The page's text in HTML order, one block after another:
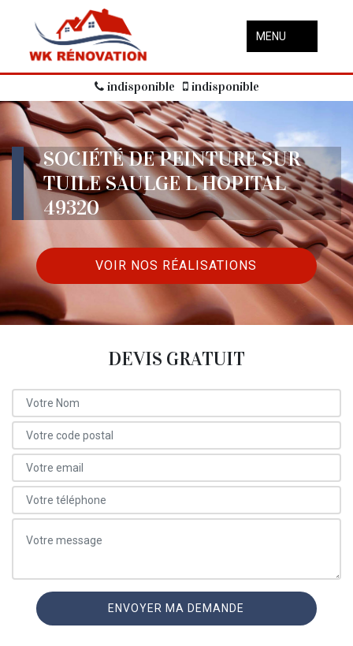
MENU
indisponible indisponible
SOCIÉTÉ DE PEINTURE SUR
TUILE SAULGE L HOPITAL
49320
VOIR NOS RÉALISATIONS
DEVIS GRATUIT